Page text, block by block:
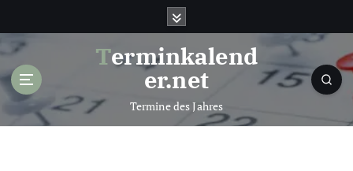
t
Terminkalend
er.net
Termine des Jahres